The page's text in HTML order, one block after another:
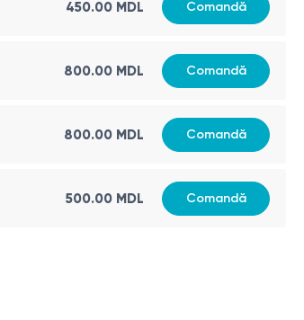
450.00 MDL Comandă
800.00 MDL Comandă
800.00 MDL Comandă
500.00 MDL Comandă